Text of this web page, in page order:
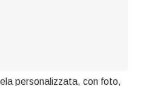
personalizzata, con foto,